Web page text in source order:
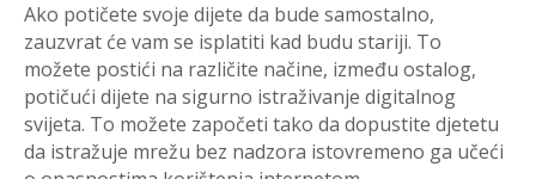
Ako potičete svoje dijete da bude samostalno,
zauzvrat će vam se isplatiti kad budu stariji. To
možete postići na različite načine, između ostalog,
potičući dijete na sigurno istraživanje digitalnog
svijeta. To možete započeti tako da dopustite djetetu
da istražuje mrežu bez nadzora istovremeno ga učeći